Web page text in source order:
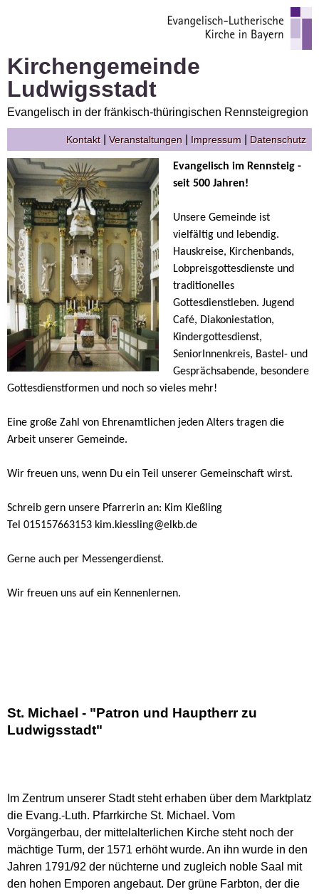
Kirchengemeinde
Ludwigsstadt
Evangelisch in der fränkisch-thüringischen Rennsteigregion
Kontakt| Veranstaltungen Impressum Datenschutz
Evangelisch im Rennsteig -
seit 500 Jahren!
Unsere Gemeinde ist
vielfältig und lebendig.
Hauskreise, Kirchenbands,
Lobpreisgottesdienste und
traditionelles
Gottesdienstleben. Jugend
Café, Diakoniestation,
Kindergottesdienst,
SeniorInnenkreis, Bastel- und
Gesprächsabende, besondere
Gottesdienstformen und noch so vieles mehr!
Eine große Zahl von Ehrenamtlichen jeden Alters tragen die
Arbeit unserer Gemeinde.
Wir freuen uns, wenn Du ein Teil unserer Gemeinschaft wirst.
Schreib gern unsere Pfarrerin an: Kim Kießling
Tel 015157663153 kim.kiessling@elkb.de
Gerne auch per Messengerdienst.
Wir freuen uns auf ein Kennenlernen.
St. Michael - "Patron und Hauptherr zu
Ludwigsstadt"
Im Zentrum unserer Stadt steht erhaben über dem Marktplatz
die Evang.-Luth. Pfarrkirche St. Michael. Vom
Vorgängerbau, der mittelalterlichen Kirche steht noch der
mächtige Turm, der 1571 erhöht wurde. An ihn wurde in den
Jahren 1791/92 der nüchterne und zugleich noble Saal mit
den hohen Emporen angebaut. Der grüne Farbton, der die